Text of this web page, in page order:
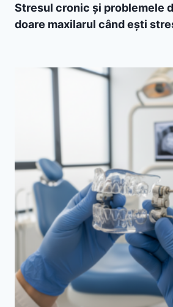
Stresul cronic și problemele
doare maxilarul când ești